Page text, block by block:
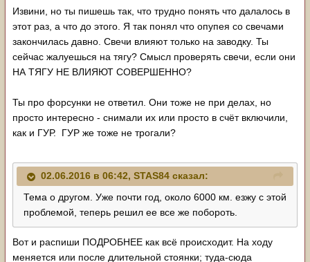
Извини, но ты пишешь так, что трудно понять что далалось в
этот раз, а что до этого. Я так понял что опупея со свечами
закончилась давно. Свечи влияют только на заводку. Ты
сейчас жалуешься на тягу? Смысл проверять свечи, если они
НА ТЯГУ НЕ ВЛИЯЮТ СОВЕРШЕННО?
Ты про форсунки не ответил. Они тоже не при делах, но
просто интересно - снимали их или просто в счёт включили,
как и ГУР. ГУР же тоже не трогали?
02.06.2016 в 06:42, STAS84 сказал:
Тема о другом. Уже почти год, около 6000 км. езжу с этой
проблемой, теперь решил ее все же побороть.
Вот и распиши ПОДРОБНЕЕ как всё происходит. На ходу
меняется или после длительной стоянки; туда-сюда